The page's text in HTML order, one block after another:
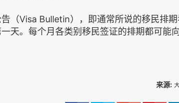
（Visa Bulletin），即通常所说的移民排期
天。每个月各类别移民签证的排期都可能
来源: